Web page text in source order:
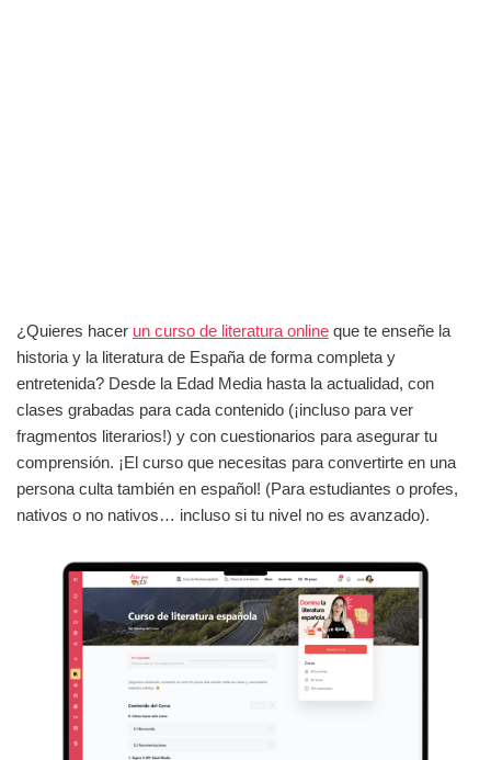
¿Quieres hacer un curso de literatura online que te enseñe la
historia y la literatura de España de forma completa y
entretenida? Desde la Edad Media hasta la actualidad, con
clases grabadas para cada contenido (¡incluso para ver
fragmentos literarios!) y con cuestionarios para asegurar tu
comprensión. ¡El curso que necesitas para convertirte en una
persona culta también en español! (Para estudiantes o profes,
nativos o no nativos… incluso si tu nivel no es avanzado).